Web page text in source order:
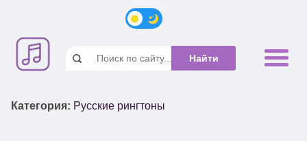
Категория: Русские рингтоны